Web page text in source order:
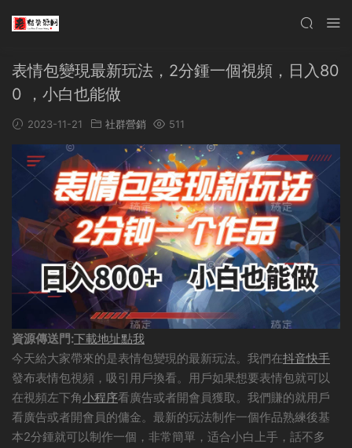
表情包變現最新玩法，2分鍾一個視頻，日入80
0 ，小白也能做
2023-11-21 社群營銷 511
資源傳送門:下載地址點我
今天給大家帶來的是表情包變現的最新玩法。我們在抖音快手
發布表情包視頻，吸引用戶換看。用戶如果想要表情包就可以
在視頻左下角小程序看廣告或者開會員獲取。我們賺的就用戶
看廣告或者開會員的傭金。最新的玩法制作一個作品熟練後基
本2分鍾就可以制作一個，非常簡單，适合小白上手，話不多